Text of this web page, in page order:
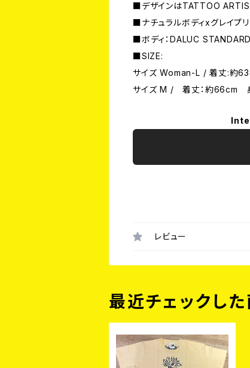
■デザインはTATTOO
■ナチュラルボディxグレイプリ
■ボディ：DALUC
■SIZE:
サイズ Woman-L / 着丈:約
サイズ M / 着丈：約66cm
レビュー
最近チェックし